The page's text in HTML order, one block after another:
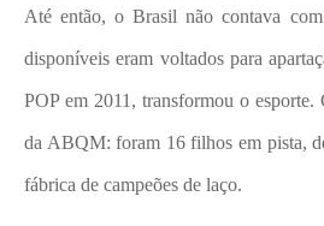
Até então, o Brasil não contava
disponíveis eram voltados para
POP em 2011, transformou o
da ABQM: foram 16 filhos em pista,
fábrica de campeões de laço.